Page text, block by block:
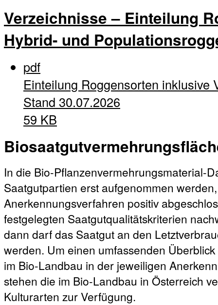
Verzeichnisse – Einteilung
Hybrid- und
pdf
Einteilung Roggensorten inklusive
Stand 30.07.2026
59 KB
In die Bio-Pflanzenvermehrungsmaterial-
Saatgutpartien erst aufgenommen
Anerkennungsverfahren positiv
festgelegten Saatgutqualitätskriterien
dann darf das Saatgut an den
werden. Um einen umfassenden
im Bio-Landbau in der jeweiligen
stehen die im Bio-Landbau in Österreich
Kulturarten zur Verfügung.